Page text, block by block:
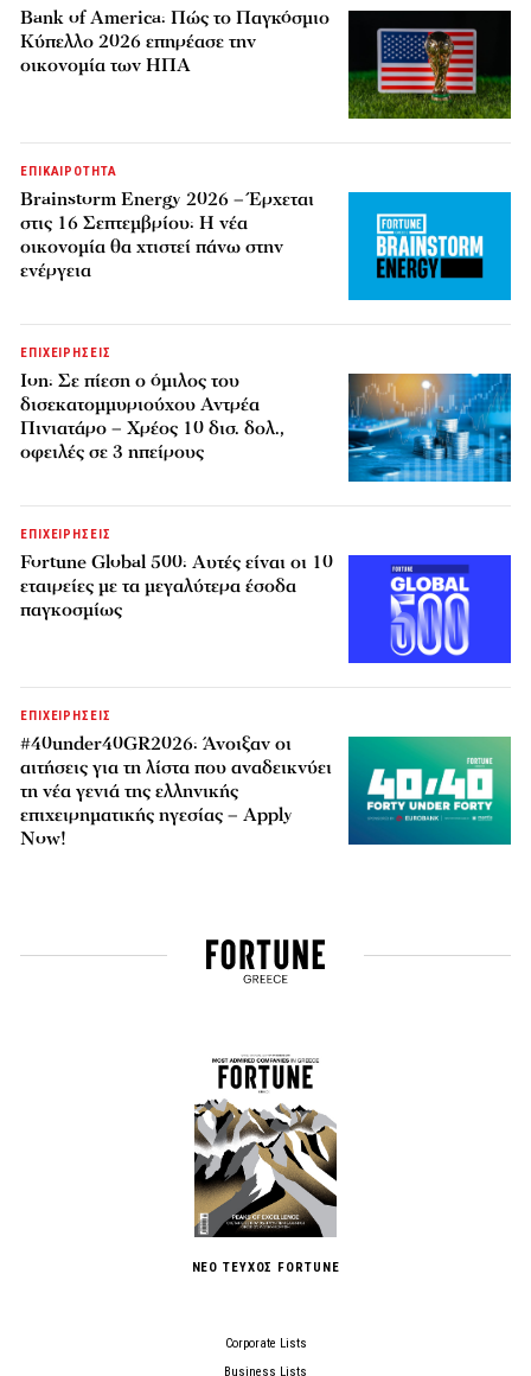
Bank of America: Πώς το Παγκόσμιο
Κύπελλο 2026 επηρέασε την
οικονομία των ΗΠΑ
ΕΠΙΚΑΙΡΟΤΗΤΑ
Brainstorm Energy 2026 – Έρχεται
στις 16 Σεπτεμβρίου: Η νέα
οικονομία θα χτιστεί πάνω στην
ενέργεια
ΕΠΙΧΕΙΡΗΣΕΙΣ
Ion: Σε πίεση ο όμιλος του
δισεκατομμυριούχου Αντρέα
Πινιατάρο – Χρέος 10 δισ. δολ.,
οφειλές σε 3 ηπείρους
ΕΠΙΧΕΙΡΗΣΕΙΣ
Fortune Global 500: Αυτές είναι οι 10
εταιρείες με τα μεγαλύτερα έσοδα
παγκοσμίως
ΕΠΙΧΕΙΡΗΣΕΙΣ
#40under40GR2026: Άνοιξαν οι
αιτήσεις για τη λίστα που αναδεικνύει
τη νέα γενιά της ελληνικής
επιχειρηματικής ηγεσίας – Apply
Now!
ΝΕΟ ΤΕΥΧΟΣ FORTUNE
Corporate Lists
Business Lists